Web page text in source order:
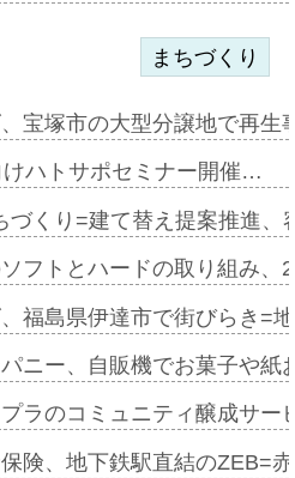
まちづくり
宝塚市の大型分譲地で再
ハトサポセミナー開催…
づくり=建て替え提案推進
フトとハードの取り組み
福島県伊達市で街びらき=
ニー、自販機でお菓子や
プラのコミュニティ醸成サ
険、地下鉄駅直結のZEB=